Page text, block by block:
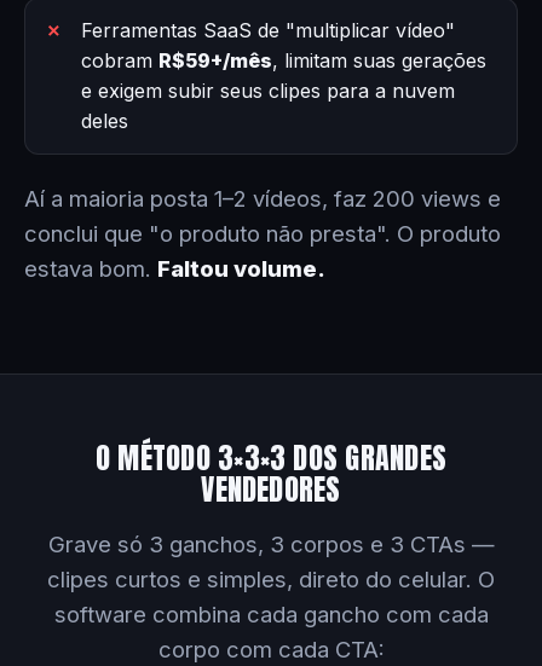
Ferramentas SaaS de "multiplicar vídeo"
cobram R$59+/mês, limitam suas gerações
e exigem subir seus clipes para a nuvem
deles
Aí a maioria posta 1–2 vídeos, faz 200 views e
conclui que "o produto não presta". O produto
estava bom. Faltou volume.
O MÉTODO 3×3×3 DOS GRANDES
VENDEDORES
Grave só 3 ganchos, 3 corpos e 3 CTAs —
clipes curtos e simples, direto do celular. O
software combina cada gancho com cada
corpo com cada CTA: